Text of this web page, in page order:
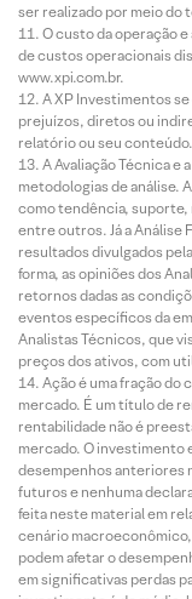
ser realizado por meio do
O custo da operação
de custos operacionais
www.xpi.com.br.
A XP Investimentos
prejuízos, diretos ou
relatório ou seu conteúdo.
A Avaliação Técnica e
metodologias de análise.
como tendência, suporte,
entre outros. Já a Análise
resultados divulgados
forma, as opiniões dos
retornos dadas as
eventos específicos da
Analistas Técnicos, que
preços dos ativos, com
Ação é uma fração do
mercado. É um título de
rentabilidade não é
mercado. O investimento
desempenhos anteriores
futuros e nenhuma
feita neste material em
cenário
podem afetar o
em significativas perdas